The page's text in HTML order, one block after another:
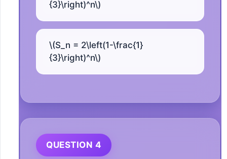
{3}\right)^n\)
\(S_n = 2\left(1-\frac{1}
{3}\right)^n\)
QUESTION 4